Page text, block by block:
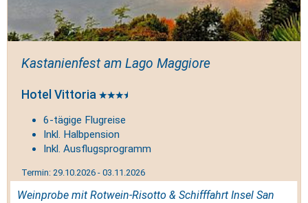
Kastanienfest am Lago Maggiore
Hotel Vittoria
6-tägige Flugreise
Inkl. Halbpension
Inkl. Ausflugsprogramm
Termin: 29.10.2026 - 03.11.2026
Weinprobe mit Rotwein-Risotto & Schifffahrt Insel San